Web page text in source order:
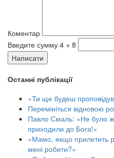
Коментар
Введите сумму 4 + 8
Написати
Останні публікації
«Ти ще будеш
Перемініться відновою
Павло Смаль: «Не було
приходили до Бога!»
«Мамо, якщо прилетить
мені робити?»